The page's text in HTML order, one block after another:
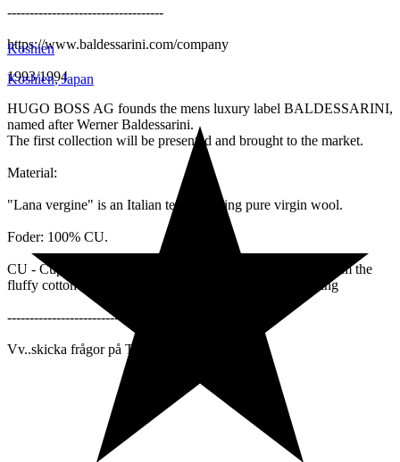
-----------------------------------
https://www.baldessarini.com/company
1993/1994
HUGO BOSS AG founds the mens luxury label BALDESSARINI,
named after Werner Baldessarini.
The first collection will be presented and brought to the market.
Material:
"Lana vergine" is an Italian term meaning pure virgin wool.
Foder: 100% CU.
CU - Cupro is a plant based, semi-synthetic fabric made from the
fluffy cotton linter fibers that remain after cotton harvesting
---------------------------------'
Vv..skicka frågor på Tradera Meddelande!
Koshien
Koshien,Japan